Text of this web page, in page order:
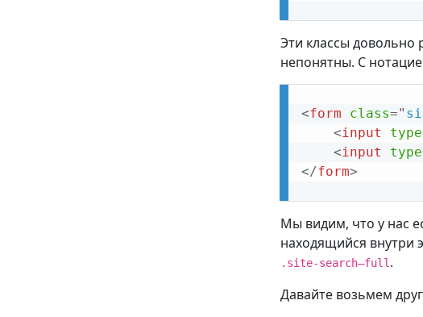
Эти классы
непонятны. С
<form class="
<input type
<input type
</form>
Мы видим, что у нас
находящийся внутри
.site-search—full.
Давайте возьмем